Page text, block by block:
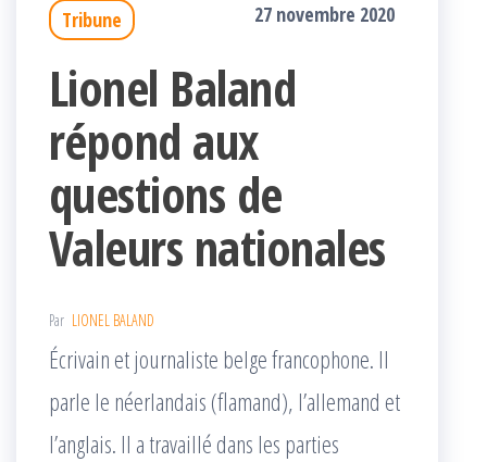
Tribune 27 novembre 2020
Lionel Baland
répond aux
questions de
Valeurs nationales
Par LIONEL BALAND
Écrivain et journaliste belge francophone. Il
parle le néerlandais (flamand), l’allemand et
l’anglais. Il a travaillé dans les parties